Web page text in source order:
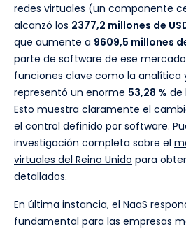
redes virtuales (un componente
alcanzó los 2377,2 millones de
que aumente a 9609,5 millones
parte de software de ese
funciones clave como la analítica
representó un enorme 53,28 % de
Esto muestra claramente el
el control definido por software.
investigación completa sobre el
virtuales del Reino Unido para
detallados.
En última instancia, el NaaS
fundamental para las empresas